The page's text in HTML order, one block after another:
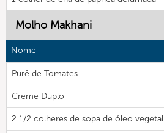
Molho Makhani
Nome
Purê de Tomates
Creme Duplo
2 1/2 colheres de sopa de óleo vegetal